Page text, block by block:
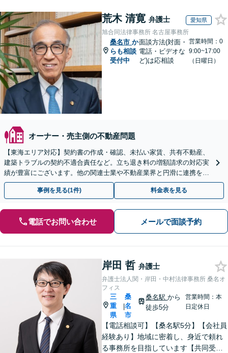
荒木 清寛 弁護士 愛知県
旭合同法律事務所 名古屋事務所
桑名市 か
らも相談
受付中
面談方法(対面・
電話・ビデオな
ど)は応相談
営業時間：0
9:00~17:00
（日曜日）
オーナー・売主側の不動産問題
【東海エリア対応】契約書の作成・確認、未払い家賃、共有不動産、
建築トラブルの契約不適合責任など。立ち退き料の増額請求の対応実
績が豊富にございます。他の関連士業や不動産業界と円滑に連携を行
い、正確に手続きを進めてまいります。【初回面談無料】
事例を見る(1件) 料金表を見る
電話でお問い合わせ メールで面談予約
岸田 哲 弁護士
弁護士法人関・岸田・中村法律事務所 桑名オ
フィス
三
重
県
|
桑
名
市
桑名駅から
徒歩5分
営業時間：本
日定休日
【電話相談可】【桑名駅5分】【会社員
経験あり】地域に密着し、身近で頼れ
る事務所を目指しています【共同受任